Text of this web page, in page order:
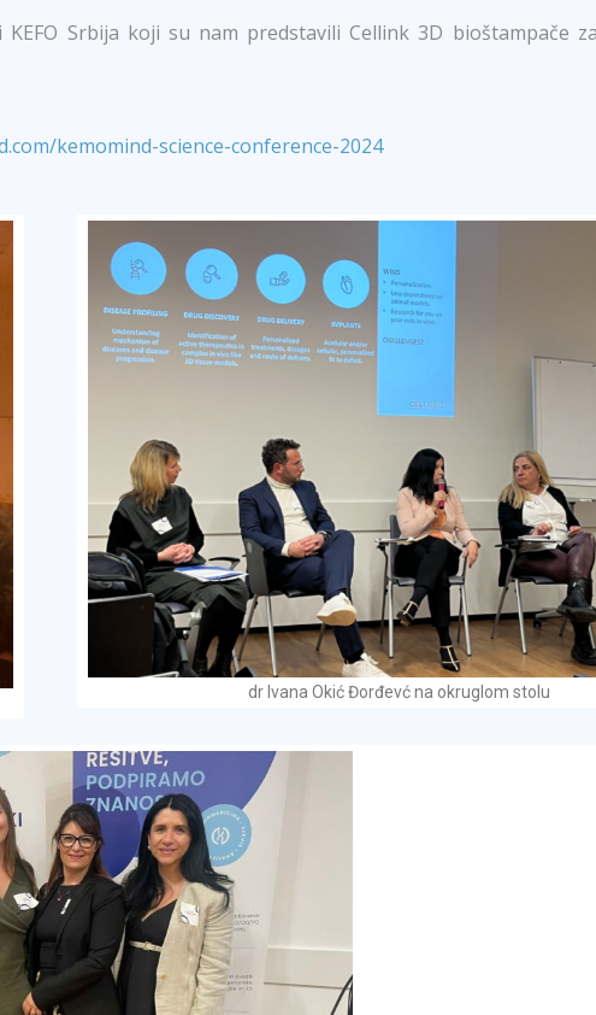
Srbija koji su nam predstavili Cellink 3D bioštampače
kemomind-science-conference-2024
dr Ivana Okić Đorđevć na okruglom stolu